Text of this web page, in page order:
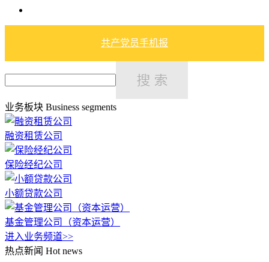
共产党员手机报
业务板块 Business segments
融资租赁公司
保险经纪公司
小额贷款公司
基金管理公司（资本运营）
进入业务频道>>
热点新闻 Hot news